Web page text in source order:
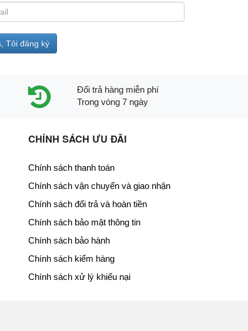
Đổi trả hàng miễn phí
Trong vòng 7 ngày
CHÍNH SÁCH ƯU ĐÃI
Chính sách thanh toán
Chính sách vận chuyển và giao nhận
Chính sách đổi trả và hoàn tiền
Chính sách bảo mật thông tin
Chính sách bảo hành
Chính sách kiểm hàng
Chính sách xử lý khiếu nại